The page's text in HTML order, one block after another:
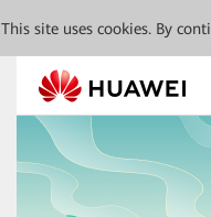
This site uses cookies. By